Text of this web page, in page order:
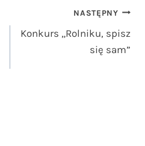
NASTĘPNY
Konkurs „Rolniku, spisz
się sam”